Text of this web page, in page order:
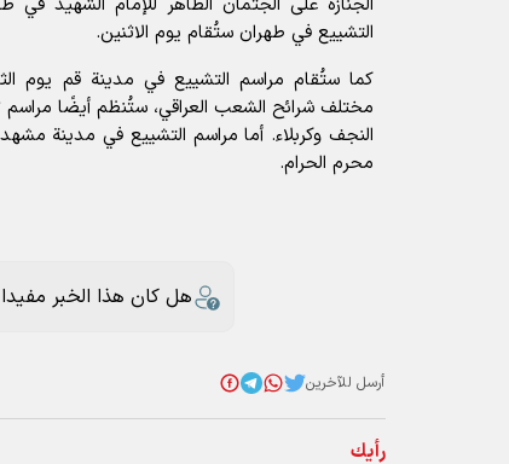
الجنازة على الجثمان الطاهر للإمام الشهيد
التشييع في طهران ستُقام يوم الاثنين.
كما ستُقام مراسم التشييع في مدينة قم يوم
مختلف شرائح الشعب العراقي، ستُنظم أيضًا مراسم
النجف وكربلاء. أما مراسم التشييع في مدينة
محرم الحرام.
هل كان هذا الخبر
أرسل للآخرين
رأيك